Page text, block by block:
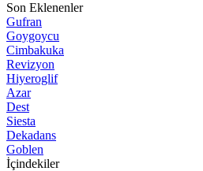
Son Eklenenler
Gufran
Goygoycu
Cimbakuka
Revizyon
Hiyeroglif
Azar
Dest
Siesta
Dekadans
Goblen
İçindekiler